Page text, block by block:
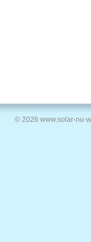
© 2026 www.solar-nu-